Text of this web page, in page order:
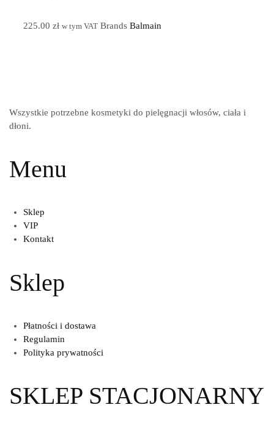
225.00 zł w tym VATBrands Balmain
Wszystkie potrzebne kosmetyki do pielęgnacji włosów, ciała i
dłoni.
Menu
Sklep
VIP
Kontakt
Sklep
Płatności i dostawa
Regulamin
Polityka prywatności
SKLEP STACJONARNY